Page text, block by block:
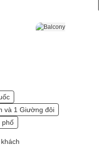
và 1 Giường đôi
phố